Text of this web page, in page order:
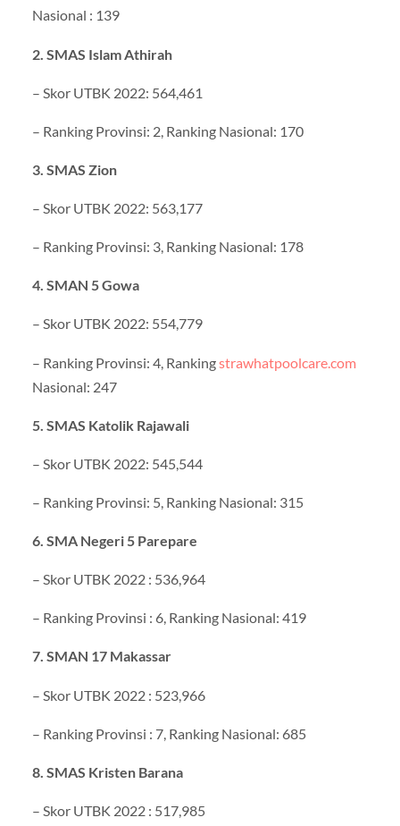
Nasional : 139
2. SMAS Islam Athirah
– Skor UTBK 2022: 564,461
– Ranking Provinsi: 2, Ranking Nasional: 170
3. SMAS Zion
– Skor UTBK 2022: 563,177
– Ranking Provinsi: 3, Ranking Nasional: 178
4. SMAN 5 Gowa
– Skor UTBK 2022: 554,779
– Ranking Provinsi: 4, Rankingstrawhatpoolcare.com
Nasional: 247
5. SMAS Katolik Rajawali
– Skor UTBK 2022: 545,544
– Ranking Provinsi: 5, Ranking Nasional: 315
6. SMA Negeri 5 Parepare
– Skor UTBK 2022 : 536,964
– Ranking Provinsi : 6, Ranking Nasional: 419
7. SMAN 17 Makassar
– Skor UTBK 2022 : 523,966
– Ranking Provinsi : 7, Ranking Nasional: 685
8. SMAS Kristen Barana
– Skor UTBK 2022 : 517,985